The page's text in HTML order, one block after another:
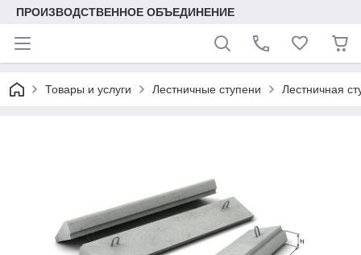
ПРОИЗВОДСТВЕННОЕ ОБЪЕДИНЕНИЕ
Товары и услуги Лестничные ступени Лестничная